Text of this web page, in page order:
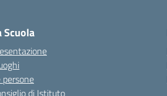
Scuola
persone
di Istituto